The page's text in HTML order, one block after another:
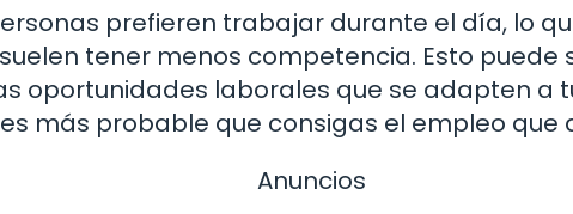
prefieren trabajar durante el día, lo
tener menos competencia. Esto puede
oportunidades laborales que se adapten a
más probable que consigas el empleo que
Anuncios